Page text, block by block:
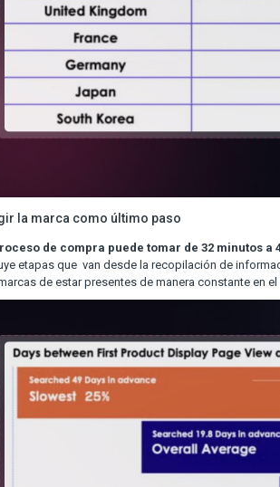
la marca como último paso
de compra puede tomar de 32 minutos a
etapas que van desde la recopilación de
de estar presentes de manera constante en